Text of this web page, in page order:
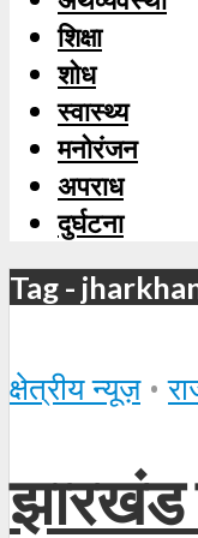
शिक्षा
शोध
स्‍वास्‍थ्‍य
मनोरंजन
अपराध
दुर्घटना
Tag -
क्षेत्रीय न्यूज़ •
झारखंड